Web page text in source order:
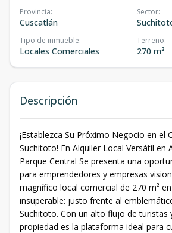
Provincia:
Cuscatlán
Sector:
Tipo de inmueble:
Locales Comerciales
Terreno:
270 m²
Descripción
¡Establezca Su Próximo Negocio en el
Suchitoto! En Alquiler Local Versátil en
Parque Central Se presenta una
para emprendedores y empresas
magnífico local comercial de 270 m²
insuperable: justo frente al
Suchitoto. Con un alto flujo de turistas
propiedad es la plataforma ideal para